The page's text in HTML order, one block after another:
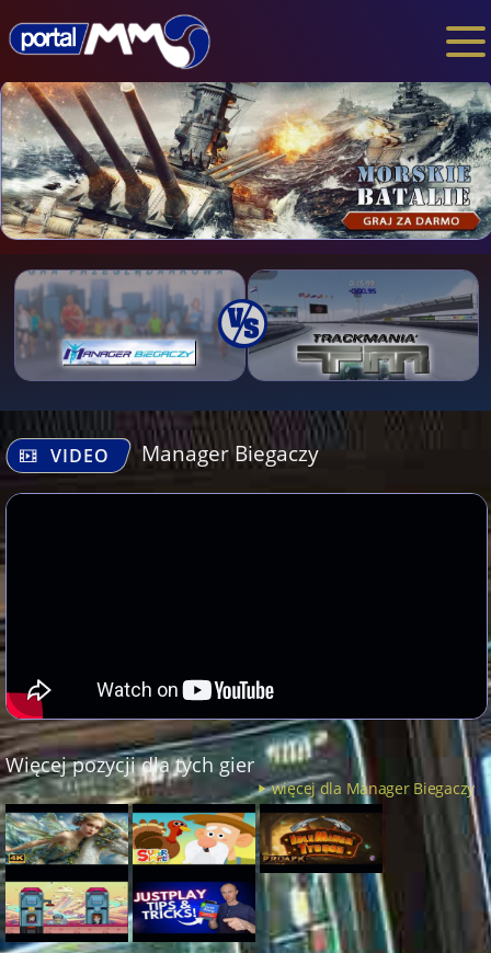
VIDEO Manager Biegaczy
Więcej pozycji dla tych gier
więcej dla Manager Biegaczy